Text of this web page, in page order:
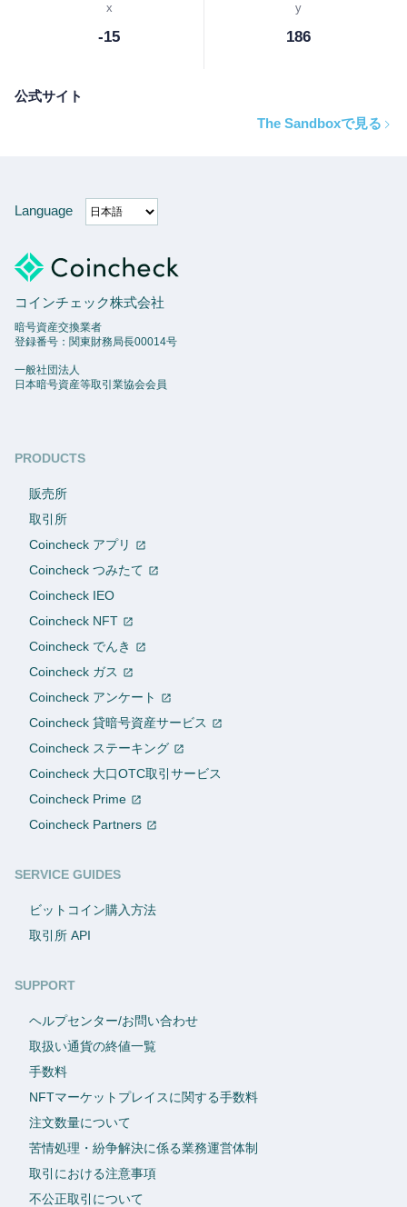
x
-15
y
186
公式サイト
The Sandboxで見る
Language
コインチェック株式会社
暗号資産交換業者
登録番号：関東財務局長00014号
一般社団法人
日本暗号資産等取引業協会会員
PRODUCTS
販売所
取引所
Coincheck アプリ
Coincheck つみたて
Coincheck IEO
Coincheck NFT
Coincheck でんき
Coincheck ガス
Coincheck アンケート
Coincheck 貸暗号資産サービス
Coincheck ステーキング
Coincheck 大口OTC取引サービス
Coincheck Prime
Coincheck Partners
SERVICE GUIDES
ビットコイン購入方法
取引所 API
SUPPORT
ヘルプセンター/お問い合わせ
取扱い通貨の終値一覧
手数料
NFTマーケットプレイスに関する手数料
注文数量について
苦情処理・紛争解決に係る業務運営体制
取引における注意事項
不公正取引について